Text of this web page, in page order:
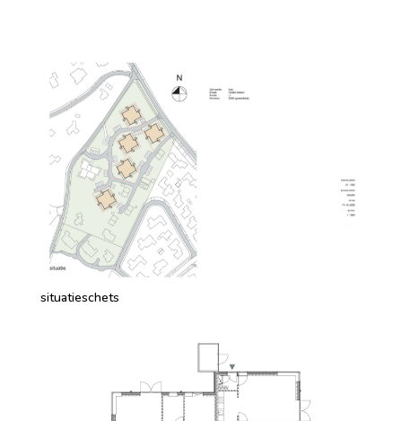
situatieschets